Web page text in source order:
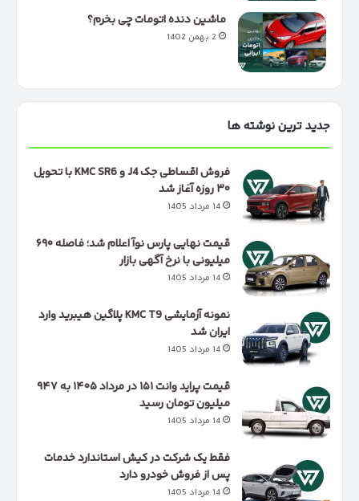
ماشین دنده اتومات چی بخرم؟
2 بهمن 1402
جدید ترین نوشته ها
فروش اقساطی جک J4 و KMC SR6 با تحویل
۳۰ روزه آغاز شد
14 مرداد 1405
قیمت نهایی پارس نوآ اعلام شد؛ فاصله ۶۹۰
میلیونی با نرخ آگهی بازار
14 مرداد 1405
نمونه آزمایشی KMC T9 پلاگین هیبرید وارد
ایران شد
14 مرداد 1405
قیمت پراید وانت ۱۵۱ در مرداد ۱۴۰۵ به ۹۴۷
میلیون تومان رسید
14 مرداد 1405
فقط یک شرکت در کیش استاندارد خدمات
پس از فروش خودرو دارد
14 مرداد 1405